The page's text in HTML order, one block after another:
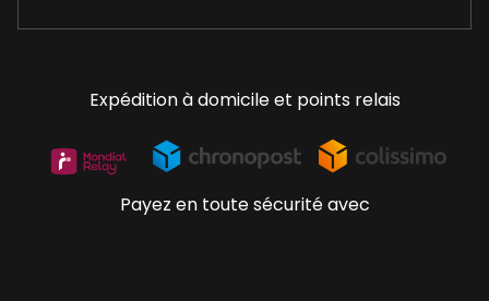
Expédition à domicile et points relais
Payez en toute sécurité avec